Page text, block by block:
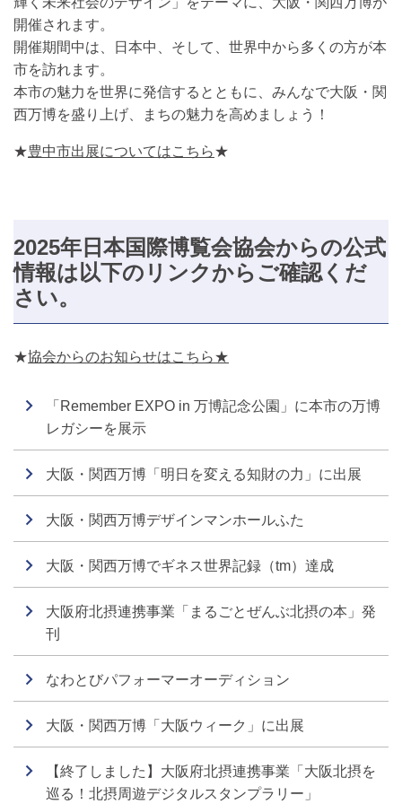
開催されます。
開催期間中は、日本中、そして、世界中から多くの方が本
市を訪れます。
本市の魅力を世界に発信するとともに、みんなで大阪・関
西万博を盛り上げ、まちの魅力を高めましょう！
★豊中市出展についてはこちら★
2025年日本国際博覧会協会からの公式
情報は以下のリンクからご確認くだ
さい。
★協会からのお知らせはこちら★
「Remember EXPO in 万博記念公園」に本市の万博
レガシーを展示
大阪・関西万博「明日を変える知財の力」に出展
大阪・関西万博デザインマンホールふた
大阪・関西万博でギネス世界記録（tm）達成
大阪府北摂連携事業「まるごとぜんぶ北摂の本」発
刊
なわとびパフォーマーオーディション
大阪・関西万博「大阪ウィーク」に出展
【終了しました】大阪府北摂連携事業「大阪北摂を
巡る！北摂周遊デジタルスタンプラリー」